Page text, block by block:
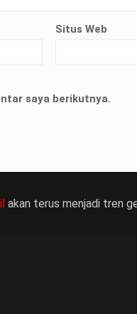
Situs Web
saya berikutnya.
akan terus menjadi tren